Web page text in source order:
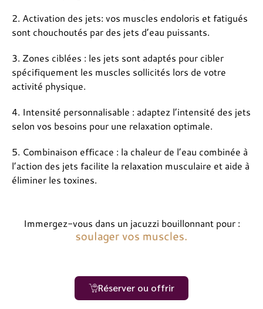
2. Activation des jets: vos muscles endoloris et fatigués
sont chouchoutés par des jets d’eau puissants.
3. Zones ciblées : les jets sont adaptés pour cibler
spécifiquement les muscles sollicités lors de votre
activité physique.
4. Intensité personnalisable : adaptez l’intensité des jets
selon vos besoins pour une relaxation optimale.
5. Combinaison efficace : la chaleur de l’eau combinée à
l’action des jets facilite la relaxation musculaire et aide à
éliminer les toxines.
Immergez-vous dans un jacuzzi bouillonnant pour :
soulager vos muscles
Réserver ou offrir